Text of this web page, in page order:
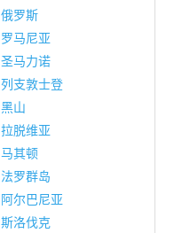
俄罗斯
罗马尼亚
圣马力诺
列支敦士登
黑山
拉脱维亚
马其顿
法罗群岛
阿尔巴尼亚
斯洛伐克